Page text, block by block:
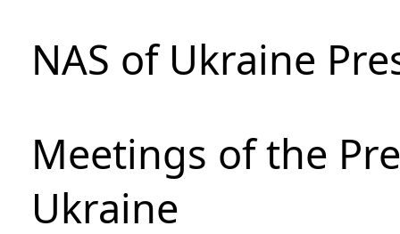
NAS of Ukraine
Meetings of the
Ukraine